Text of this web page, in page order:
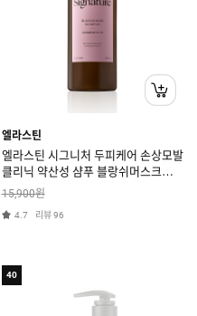
엘라스틴
엘라스틴 시그니처 두피케어 손상모발
클리닉 약산성 샴푸 블랑쉬머스크향
1L
15,900원
4.7 리뷰96
40